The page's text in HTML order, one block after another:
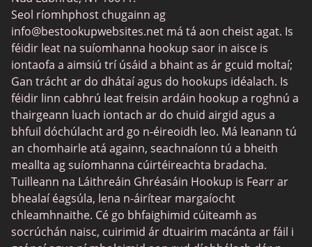
MyLOL
Swingtowns
Instabang
Seol ríomhphost chugainn ag
info@bestookupwebsites.net má tá aon cheist agat. Is
féidir leat na suíomhanna hookup saor in aisce is
iontaofa a aimsiú trí úsáid a bhaint as ár gcuid moltaí;
Gan trácht ar do dhátaí agus do hookups idéalach. Is
féidir linn cabhrú leat freisin ardáin hookup a roghnú a
thairgeann luach iontach ar do chuid airgid agus a
bhfuil dóchúlacht ard go n-éireoidh leo. Má leanann tú
an chomhairle atá againn, seachnaíonn tú a bheith
meallta ag suíomhanna cúirtéireachta bradacha.
Tuilleann na Láithreáin Ghréasáin Hookup is Fearr ar
bhealaí éagsúla, lena n-áirítear margaíocht
chleamhnaithe. Cé go bhfaighimid cúiteamh as
socrúchán naisc, cuirimid ár dtuairim macánta ar fáil i